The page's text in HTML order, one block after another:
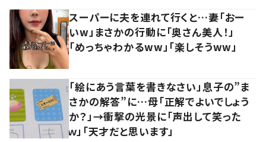
スーパーに夫を連れて行くと…妻「おー
いw」まさかの行動に「奥さん美人！」
「めっちゃわかるww」「楽しそうww」
「絵にあう言葉を書きなさい」息子の”ま
さかの解答”に…母「正解でよいでしょう
か？」→衝撃の光景に「声出して笑った
ｗ」「天才だと思います」